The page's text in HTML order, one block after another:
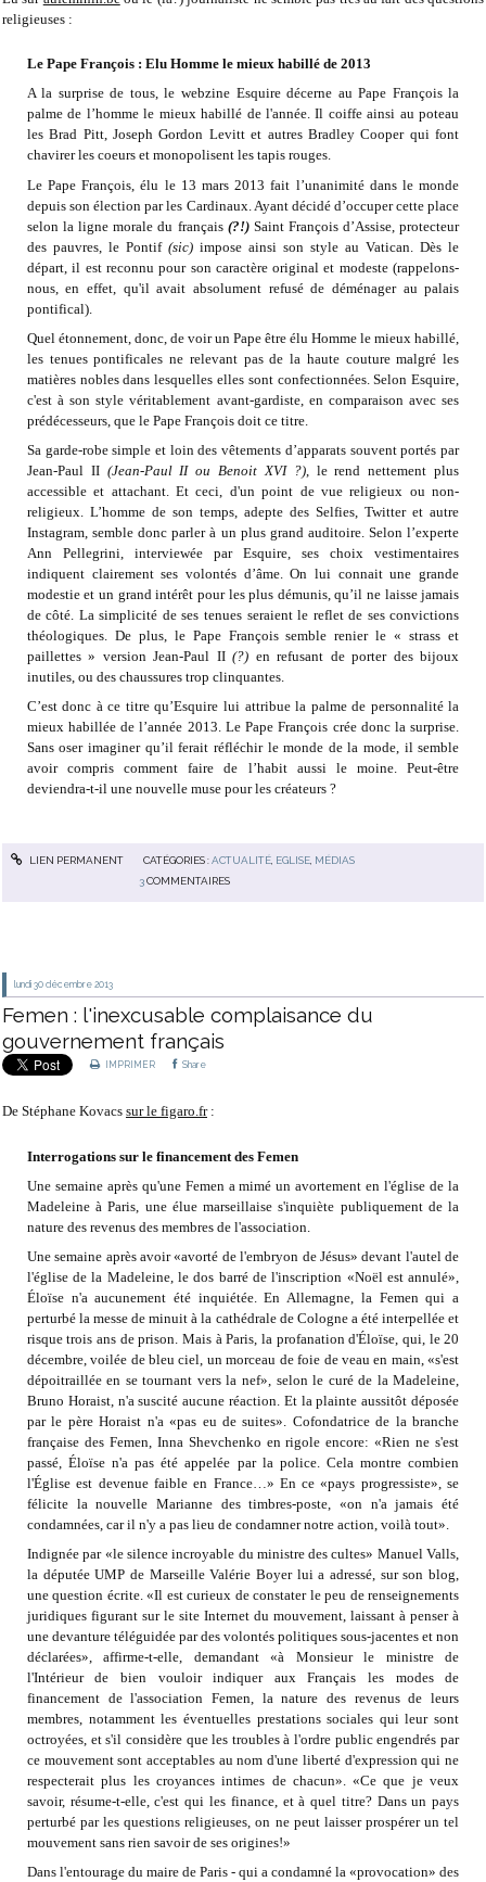
religieuses :
Le Pape François : Elu Homme le mieux habillé de 2013
A la surprise de tous, le webzine Esquire décerne au Pape François la
palme de l’homme le mieux habillé de l'année. Il coiffe ainsi au poteau
les Brad Pitt, Joseph Gordon Levitt et autres Bradley Cooper qui font
chavirer les coeurs et monopolisent les tapis rouges.
Le Pape François, élu le 13 mars 2013 fait l’unanimité dans le monde
depuis son élection par les Cardinaux. Ayant décidé d’occuper cette place
selon la ligne morale du français (?!)Saint François d’Assise, protecteur
des pauvres, le Pontif (sic)impose ainsi son style au Vatican. Dès le
départ, il est reconnu pour son caractère original et modeste (rappelons-
nous, en effet, qu'il avait absolument refusé de déménager au palais
pontifical).
Quel étonnement, donc, de voir un Pape être élu Homme le mieux habillé,
les tenues pontificales ne relevant pas de la haute couture malgré les
matières nobles dans lesquelles elles sont confectionnées. Selon Esquire,
c'est à son style véritablement avant-gardiste, en comparaison avec ses
prédécesseurs, que le Pape François doit ce titre.
Sa garde-robe simple et loin des vêtements d’apparats souvent portés par
Jean-Paul II (Jean-Paul II ou Benoit XVI ?), le rend nettement plus
accessible et attachant. Et ceci, d'un point de vue religieux ou non-
religieux. L’homme de son temps, adepte des Selfies, Twitter et autre
Instagram, semble donc parler à un plus grand auditoire. Selon l’experte
Ann Pellegrini, interviewée par Esquire, ses choix vestimentaires
indiquent clairement ses volontés d’âme. On lui connait une grande
modestie et un grand intérêt pour les plus démunis, qu’il ne laisse jamais
de côté. La simplicité de ses tenues seraient le reflet de ses convictions
théologiques. De plus, le Pape François semble renier le « strass et
paillettes » version Jean-Paul II(?) en refusant de porter des bijoux
inutiles, ou des chaussures trop clinquantes.
C’est donc à ce titre qu’Esquire lui attribue la palme de personnalité la
mieux habillée de l’année 2013. Le Pape François crée donc la surprise.
Sans oser imaginer qu’il ferait réfléchir le monde de la mode, il semble
avoir compris comment faire de l’habit aussi le moine. Peut-être
deviendra-t-il une nouvelle muse pour les créateurs ?
LIEN PERMANENT CATÉGORIES :ACTUALITÉ, EGLISE, MÉDIAS
3 COMMENTAIRES
lundi 30 décembre 2013
Femen : l'inexcusable complaisance du
gouvernement français
IMPRIMER Share
De Stéphane Kovacs sur le figaro.fr:
Interrogations sur le financement des Femen
Une semaine après qu'une Femen a mimé un avortement en l'église de la
Madeleine à Paris, une élue marseillaise s'inquiète publiquement de la
nature des revenus des membres de l'association.
Une semaine après avoir «avorté de l'embryon de Jésus» devant l'autel de
l'église de la Madeleine, le dos barré de l'inscription «Noël est annulé»,
Éloïse n'a aucunement été inquiétée. En Allemagne, la Femen qui a
perturbé la messe de minuit à la cathédrale de Cologne a été interpellée et
risque trois ans de prison. Mais à Paris, la profanation d'Éloïse, qui, le 20
décembre, voilée de bleu ciel, un morceau de foie de veau en main, «s'est
dépoitraillée en se tournant vers la nef», selon le curé de la Madeleine,
Bruno Horaist, n'a suscité aucune réaction. Et la plainte aussitôt déposée
par le père Horaist n'a «pas eu de suites». Cofondatrice de la branche
française des Femen, Inna Shevchenko en rigole encore: «Rien ne s'est
passé, Éloïse n'a pas été appelée par la police. Cela montre combien
l'Église est devenue faible en France…» En ce «pays progressiste», se
félicite la nouvelle Marianne des timbres-poste, «on n'a jamais été
condamnées, car il n'y a pas lieu de condamner notre action, voilà tout».
Indignée par «le silence incroyable du ministre des cultes» Manuel Valls,
la députée UMP de Marseille Valérie Boyer lui a adressé, sur son blog,
une question écrite. «Il est curieux de constater le peu de renseignements
juridiques figurant sur le site Internet du mouvement, laissant à penser à
une devanture téléguidée par des volontés politiques sous-jacentes et non
déclarées», affirme-t-elle, demandant «à Monsieur le ministre de
l'Intérieur de bien vouloir indiquer aux Français les modes de
financement de l'association Femen, la nature des revenus de leurs
membres, notamment les éventuelles prestations sociales qui leur sont
octroyées, et s'il considère que les troubles à l'ordre public engendrés par
ce mouvement sont acceptables au nom d'une liberté d'expression qui ne
respecterait plus les croyances intimes de chacun». «Ce que je veux
savoir, résume-t-elle, c'est qui les finance, et à quel titre? Dans un pays
perturbé par les questions religieuses, on ne peut laisser prospérer un tel
mouvement sans rien savoir de ses origines!»
Dans l'entourage du maire de Paris - qui a condamné la «provocation» des